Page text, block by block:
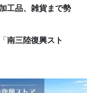
品、雑貨まで勢
南三陸復興スト